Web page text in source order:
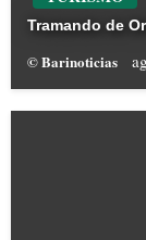
Tramando de
© Barinoticias